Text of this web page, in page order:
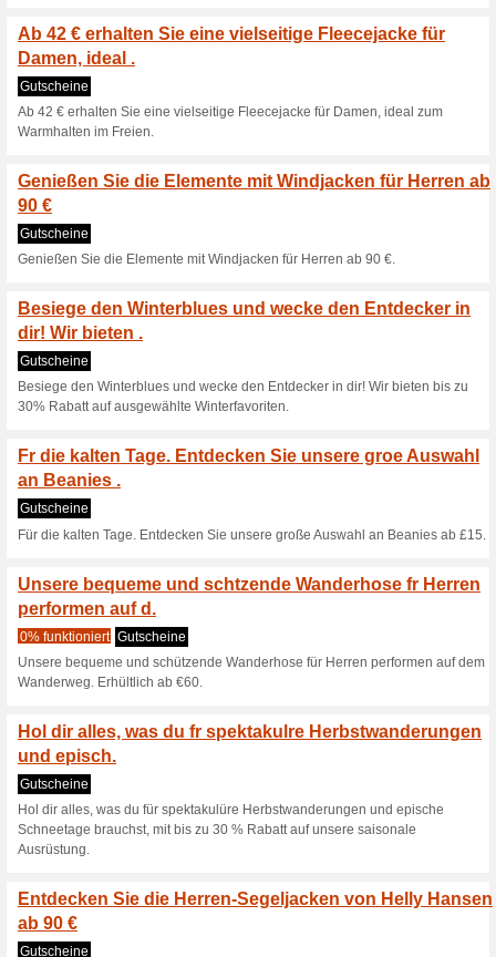
Aktuelle Angebote
Die ersten Produkte
Sommerkollektion
Gutscheine
Die ersten Produkte unserer
Segelfavoriten schon ab €30.
Kaufen Sie jetzt auf
Sie von ko.
Kaufen Sie jetzt auf unserer
Versand für alle